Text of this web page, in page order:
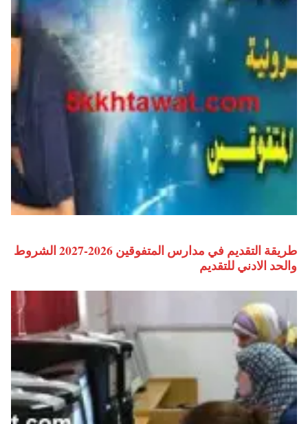
طريقة التقديم في مدارس المتفوقين 2026-2027 الشروط
والحد الادني للتقديم